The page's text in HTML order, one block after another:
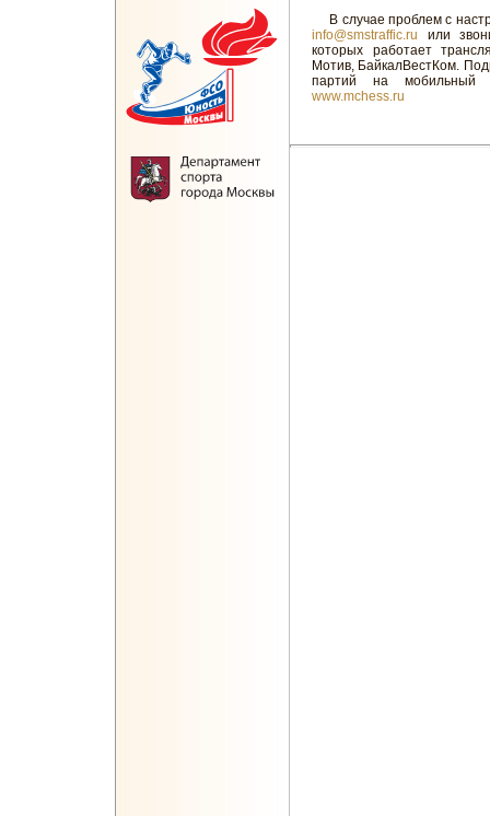
В случае проблем с
info@smstraffic.ru или
которых работает
Мотив, БайкалВестКом.
партий на мобильный
www.mchess.ru